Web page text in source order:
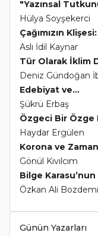
"Yazınsal
Hülya Soyşekerci
Çağımızın
Aslı İdil Kaynar
Tür Olarak İklim
Deniz Gündoğan
Edebiyat ve...
Şükrü Erbaş
Özgeci Bir Özge
Haydar Ergülen
Korona ve Zaman
Gönül Kıvılcım
Bilge Karasu’nun
Özkan Ali
Günün Yazarları